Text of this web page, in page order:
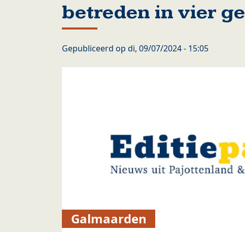
betreden in vier
Gepubliceerd op di, 09/07/2024 - 15:05
Galmaarden